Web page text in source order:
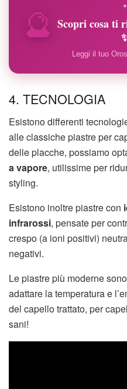
🔮 ✦
Scopri cosa ti
Leggi il tuo
4. TECNOLOGIA
Esistono differenti
alle classiche piastre per
delle placche, possiamo
a vapore, utilissime per
styling.
Esistono inoltre piastre con
infrarossi, pensate per
crespo (a ioni positivi)
negativi.
Le piastre più moderne
adattare la temperatura e
del capello trattato, per
sani!